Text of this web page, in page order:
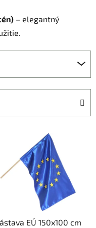
– elegantný
EÚ 150x100 cm